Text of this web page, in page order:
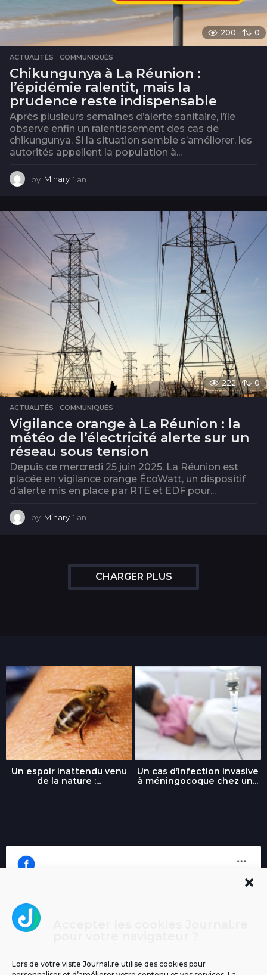
Lors de votre visite Journal.re utilise des cookies pour
200 0
ACTUALITÉS ,COMMUNIQUÉS
Chikungunya à La Réunion :
l’épidémie ralentit, mais la
prudence reste indispensable
Après plusieurs semaines d’alerte sanitaire, l’île
observe enfin un ralentissement des cas de
chikungunya. Si la situation semble s’améliorer, les
autorités appellent la population à...
by Mihary 1 an
222 0
ACTUALITÉS ,COMMUNIQUÉS
Vigilance orange à La Réunion : la
météo de l’électricité alerte sur un
réseau sous tension
Depuis ce mercredi 25 juin 2025, La Réunion est
placée en vigilance orange ÉcoWatt, un dispositif
d’alerte mis en place par RTE et EDF pour...
by Mihary 1 an
CHARGER PLUS
Un espoir inattendu venu
de la nature :...
Un cas d’infection invasive
à méningocoque chez un...